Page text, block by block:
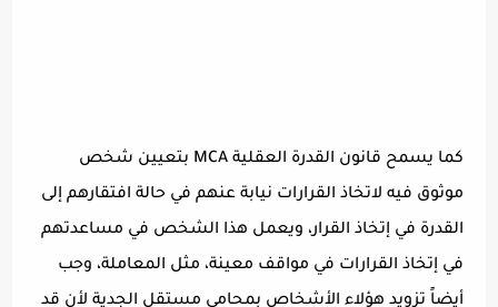
كما يسمح قانون القدرة العقلية MCA بتعيين شخص
موثوق فيه لاتخاذ القرارات نيابة عنهم في حالة افتقارهم إلى
القدرة في إتخاذ القرار، ويعمل هذا الشخص في مساعدتهم
في إتخاذ القرارات في مواقف معينة، مثل المعاملة، وجب
أيضاً تزويد هؤلاء الأشخاص بمحامي مستقل الجدية لأن قد